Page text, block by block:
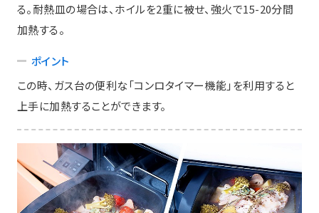
る。耐熱皿の場合は、ホイルを2重に被せ、強火で15-20分間
加熱する。
ポイント
この時、ガス台の便利な「コンロタイマー機能」を利用すると
上手に加熱することができます。